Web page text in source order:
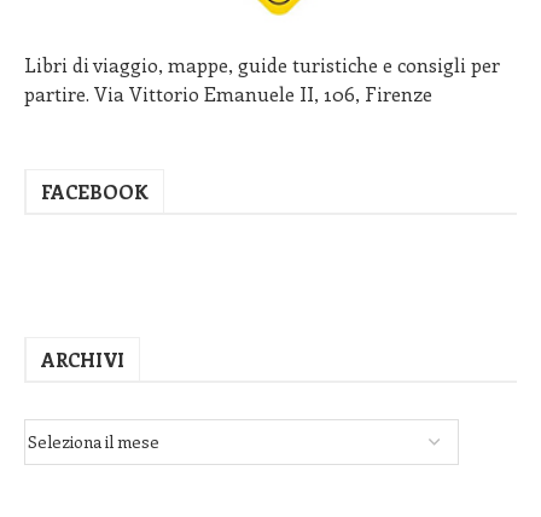
Libri di viaggio, mappe, guide turistiche e consigli per
partire. Via Vittorio Emanuele II, 106, Firenze
FACEBOOK
ARCHIVI